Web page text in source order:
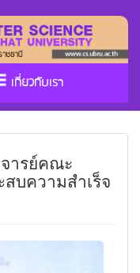
เกี่ยวกับเรา
วารสาร Cs
ารย์คณะ
บความสำเร็จ